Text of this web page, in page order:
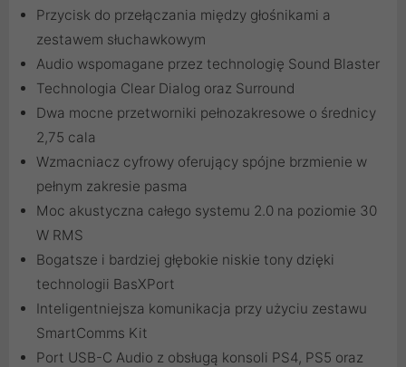
Przycisk do przełączania między głośnikami a
zestawem słuchawkowym
Audio wspomagane przez technologię Sound Blaster
Technologia Clear Dialog oraz Surround
Dwa mocne przetworniki pełnozakresowe o średnicy
2,75 cala
Wzmacniacz cyfrowy oferujący spójne brzmienie w
pełnym zakresie pasma
Moc akustyczna całego systemu 2.0 na poziomie 30
W RMS
Bogatsze i bardziej głębokie niskie tony dzięki
technologii BasXPort
Inteligentniejsza komunikacja przy użyciu zestawu
SmartComms Kit
Port USB-C Audio z obsługą konsoli PS4, PS5 oraz